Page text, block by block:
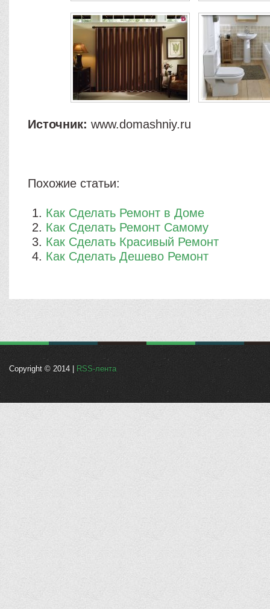
Источник: www.domashniy.ru
Похожие статьи:
Как Сделать Ремонт в Доме
Как Сделать Ремонт Самому
Как Сделать Красивый Ремонт
Как Сделать Дешево Ремонт
Copyright © 2014 | RSS-лента